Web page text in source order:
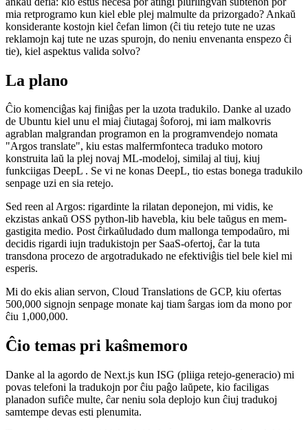
Longa vojo al lingvoj
Mi pripensis ideon jam de sufiĉe longa tempo, kiu sonis interesa kaj
ankaŭ defia: kio estus necesa por atingi plurlingvan subtenon por
konsiderante kostojn kiel ĉefan limon (ĉi tiu retejo tute ne uzas
reklamojn kaj tute ne uzas spurojn, do neniu envenanta enspezo ĉi
tie), kiel aspektus valida solvo?
La plano
Ĉio komenciĝas kaj finiĝas per la uzota tradukilo. Danke al uzado
de Ubuntu kiel unu el miaj ĉiutagaj ŝoforoj, mi iam malkovris
agrablan malgrandan programon en la programvendejo nomata
konstruita laŭ la plej novaj ML-modeloj, similaj al tiuj, kiuj
funkciigas DeepL . Se vi ne konas DeepL, tio estas bonega tradukilo
senpage uzi en sia retejo.
Sed reen al Argos: rigardinte la rilatan deponejon, mi vidis, ke
ekzistas ankaŭ OSS python-lib havebla, kiu bele taŭgus en mem-
decidis rigardi iujn tradukistojn per SaaS-ofertoj, ĉar la tuta
transdona procezo de argotradukado ne efektiviĝis tiel bele kiel mi
esperis.
Mi do ekis alian servon, Cloud Translations de GCP, kiu ofertas
500,000 signojn senpage monate kaj tiam ŝargas iom da mono por
Ĉio temas pri kaŝmemoro